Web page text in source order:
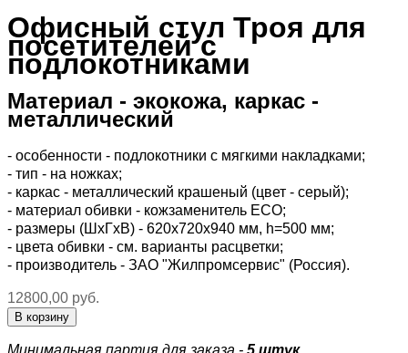
Офисный стул Троя для
посетителей с
подлокотниками
Материал - экокожа, каркас -
металлический
- особенности - подлокотники с мягкими накладками;
- тип - на ножках;
- каркас - металлический крашеный (цвет - серый);
- материал обивки - кожзаменитель ECO;
- размеры (ШхГхВ) - 620х720х940 мм, h=500 мм;
- цвета обивки - см. варианты расцветки;
- производитель - ЗАО "Жилпромсервис" (Россия).
12800,00 руб.
Минимальная партия для заказа - 5 штук.